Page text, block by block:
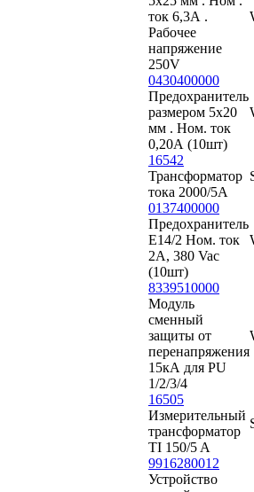
ток 6,3А .
Рабочее
напряжение
250V
0430400000
Предохранитель
размером 5х20
мм . Ном. ток
0,20А (10шт)
16542
Трансформатор
тока 2000/5А
0137400000
Предохранитель
E14/2 Ном. ток
2А, 380 Vac
(10шт)
8339510000
Модуль
сменный
защиты от
перенапряжения
15кА для PU
1/2/3/4
16505
Измерительный
трансформатор
TI 150/5 A
9916280012
Устройство